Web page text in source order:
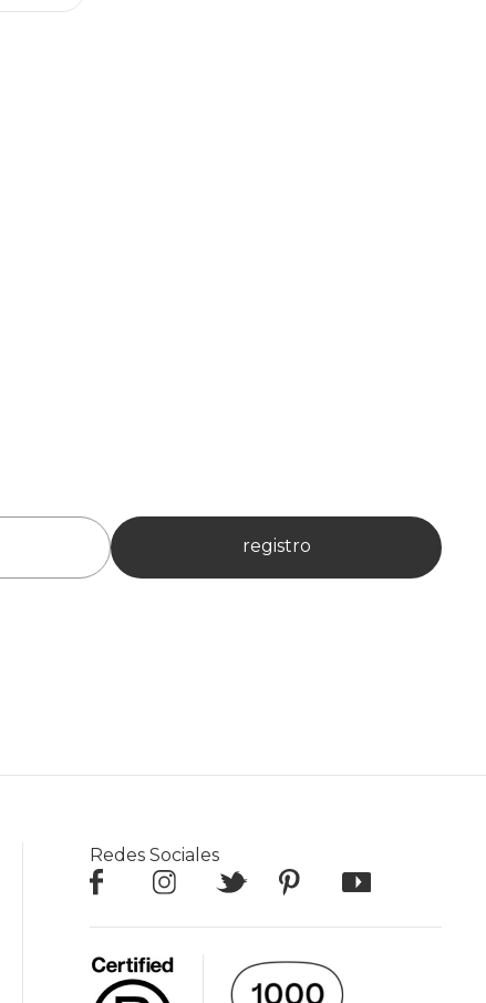
registro
Redes Sociales